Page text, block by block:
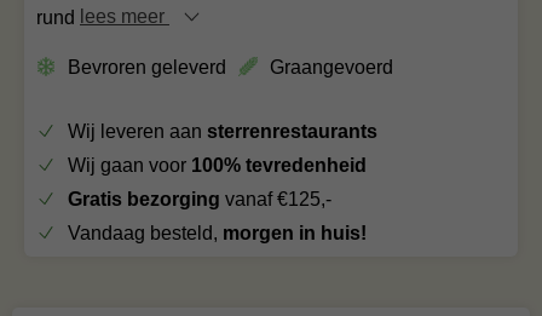
rund
lees meer
Bevroren geleverd Graangevoerd
Wij leveren aan sterrenrestaurants
Wij gaan voor 100% tevredenheid
Gratis bezorging vanaf €125,-
Vandaag besteld, morgen in huis!